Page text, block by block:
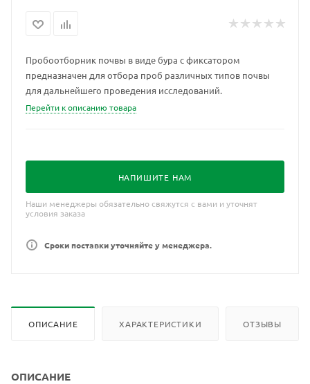
Пробоотборник почвы в виде бура с фиксатором
предназначен для отбора проб различных типов почвы
для дальнейшего проведения исследований.
Перейти к описанию товара
НАПИШИТЕ НАМ
Наши менеджеры обязательно свяжутся с вами и уточнят
условия заказа
Сроки поставки уточняйте у менеджера.
ОПИСАНИЕ ХАРАКТЕРИСТИКИ ОТЗЫВЫ
ОПИСАНИЕ